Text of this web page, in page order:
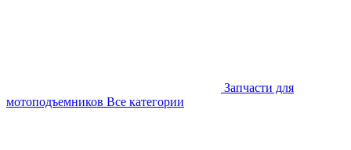
Запчасти для
мотоподъемников Все категории